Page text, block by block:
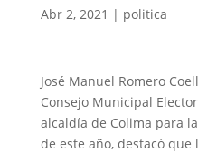
Abr 2, 2021 | politica
José Manuel Romero
Consejo Municipal
alcaldía de Colima para
de este año, destacó